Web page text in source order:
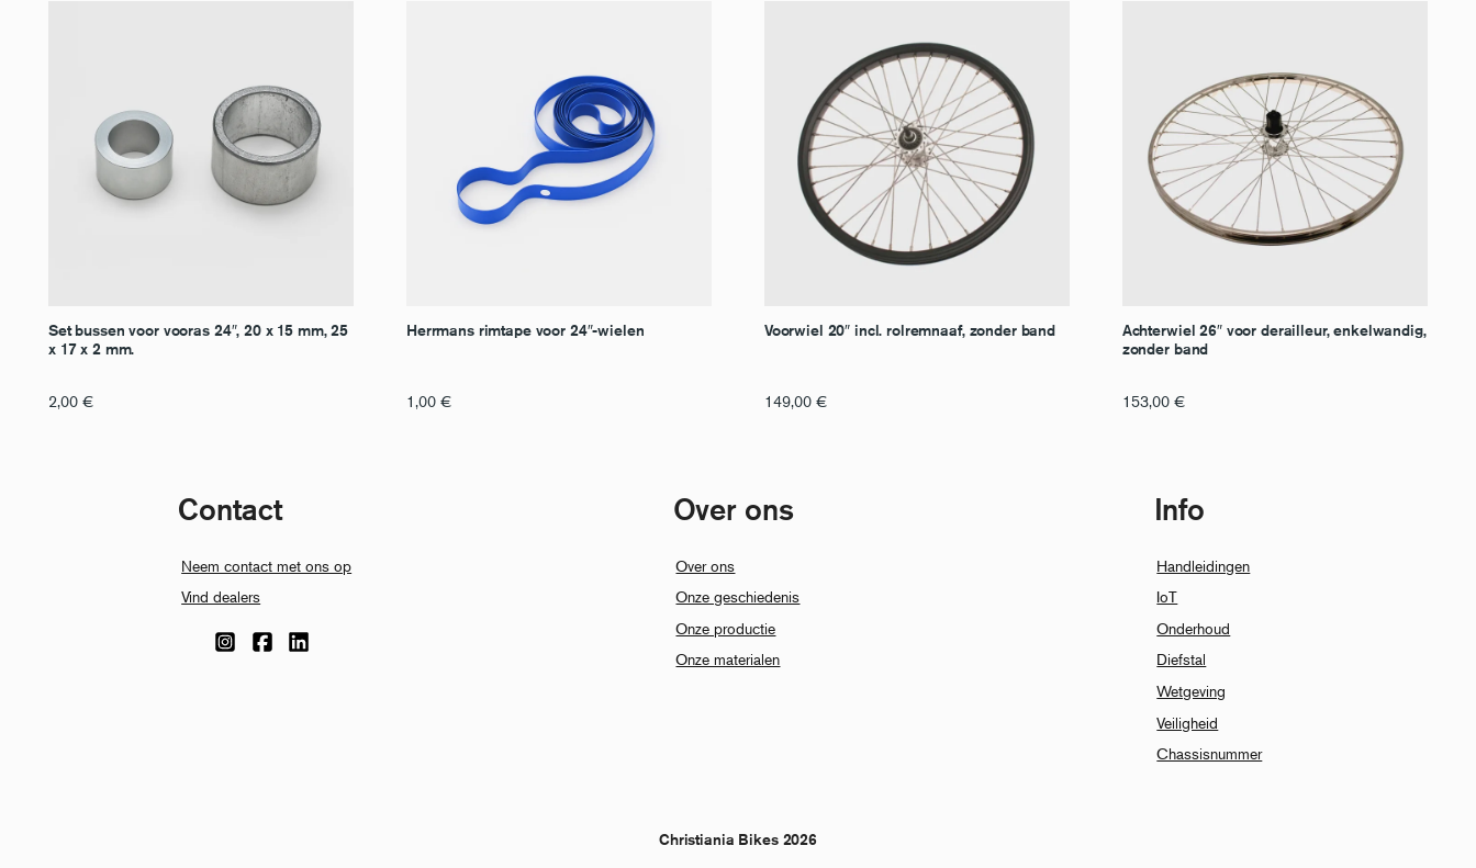
Set bussen voor vooras 24″, 20 x 15 mm, 25
x 17 x 2 mm.
2,00 €
Herrmans rimtape voor 24″-wielen
1,00 €
Voorwiel 20″ incl. rolremnaaf, zonder band
149,00 €
Achterwiel 26″ voor derailleur, enkelwandig,
zonder band
153,00 €
Contact
Neem contact met ons op
Vind dealers
Over ons
Over ons
Onze geschiedenis
Onze productie
Onze materialen
Info
Handleidingen
IoT
Onderhoud
Diefstal
Wetgeving
Veiligheid
Chassisnummer
Christiania Bikes 2026